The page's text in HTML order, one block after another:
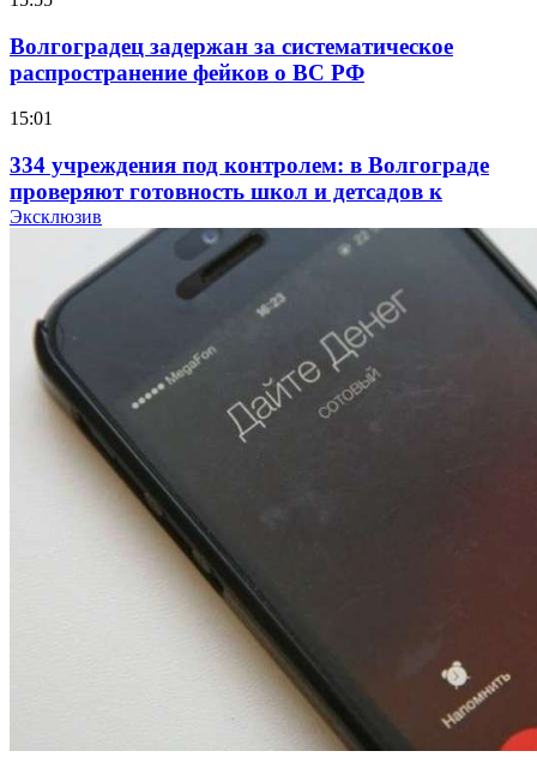
Волгоградец задержан за систематическое
распространение фейков о ВС РФ
15:01
334 учреждения под контролем: в Волгограде
проверяют готовность школ и детсадов к
учебному году
Покушение на убийство в Волгограде: девушка
напала на незнакомую женщину с ножом
12:39
Сладкий праздник в Волгограде: в Центральном
парке прошёл фестиваль „Арбузный переполох“
Волгоградские компании нарастили экспорт:
заключены контракты на 3,6 млн долларов
Эксклюзив